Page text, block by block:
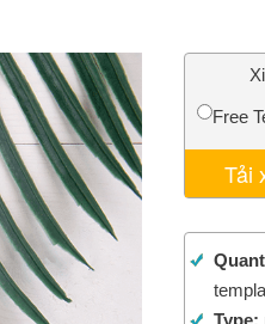
ảnh Dịch vụ phục hồi ảnh
trẻ
Free
Tải
Type: